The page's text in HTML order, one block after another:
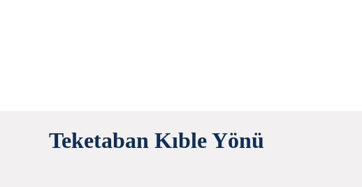
Teketaban Kıble Yönü